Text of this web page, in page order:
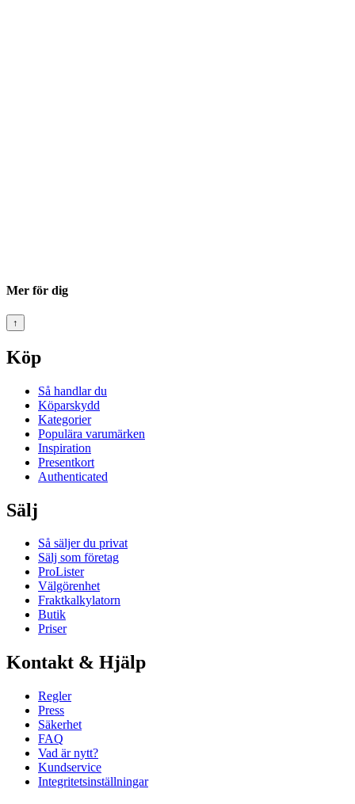
Mer för dig
↑
Köp
Så handlar du
Köparskydd
Kategorier
Populära varumärken
Inspiration
Presentkort
Authenticated
Sälj
Så säljer du privat
Sälj som företag
ProLister
Välgörenhet
Fraktkalkylatorn
Butik
Priser
Kontakt & Hjälp
Regler
Press
Säkerhet
FAQ
Vad är nytt?
Kundservice
Integritetsinställningar